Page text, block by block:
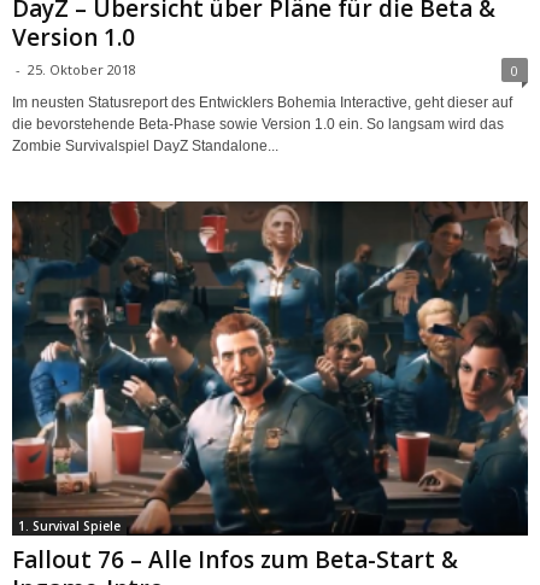
DayZ – Übersicht über Pläne für die Beta &
Version 1.0
- 25. Oktober 2018 0
Im neusten Statusreport des Entwicklers Bohemia Interactive, geht dieser auf
die bevorstehende Beta-Phase sowie Version 1.0 ein. So langsam wird das
Zombie Survivalspiel DayZ Standalone...
1. Survival Spiele
Fallout 76 – Alle Infos zum Beta-Start &